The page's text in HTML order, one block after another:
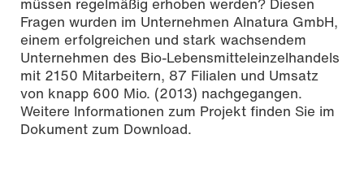
Fragen wurden im Unternehmen Alnatura GmbH,
einem erfolgreichen und stark wachsendem
Unternehmen des Bio-Lebensmitteleinzelhandels
mit 2150 Mitarbeitern, 87 Filialen und Umsatz
von knapp 600 Mio. (2013) nachgegangen.
Weitere Informationen zum Projekt finden Sie im
Dokument zum Download.